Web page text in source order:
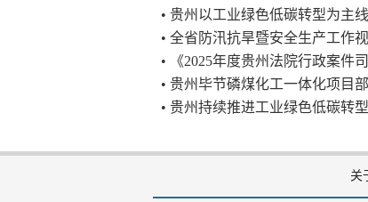
• 贵州以工业绿色低碳转型为主
• 全省防汛抗旱暨安全生产工作
• 《2025年度贵州法院行政案件
• 贵州毕节磷煤化工一体化项目
• 贵州持续推进工业绿色低碳转型
关